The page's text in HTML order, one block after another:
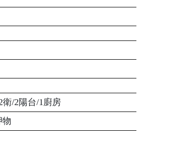
衛/2陽台/1廚房
物